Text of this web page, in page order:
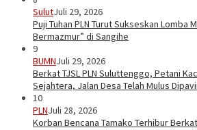
SulutJuli 29, 2026
Puji Tuhan PLN Turut Sukseskan Lomba
Bermazmur” di Sangihe
9
BUMNJuli 29, 2026
Berkat TJSL PLN Suluttenggo, Petani
Sejahtera, Jalan Desa Telah Mulus
10
PLNJuli 28, 2026
Korban Bencana Tamako Terhibur